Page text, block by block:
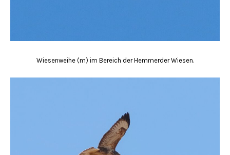
Wiesenweihe (m) im Bereich der Hemmerder Wiesen.